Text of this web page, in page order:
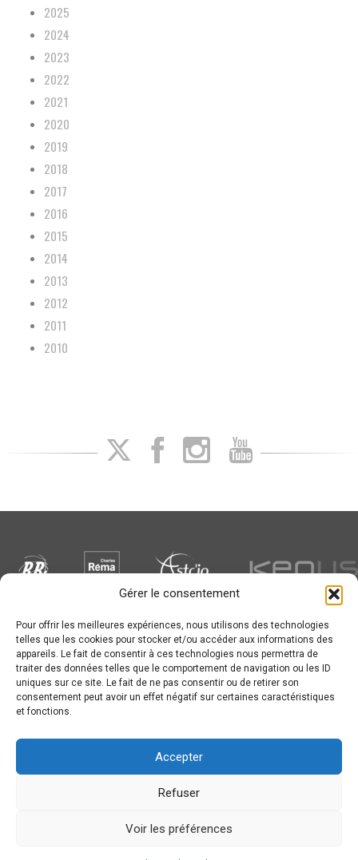
Gérer le consentement
Pour offrir les meilleures expériences, nous utilisons des technologies
telles que les cookies pour stocker et/ou accéder aux informations des
appareils. Le fait de consentir à ces technologies nous permettra de
traiter des données telles que le comportement de navigation ou les ID
uniques sur ce site. Le fait de ne pas consentir ou de retirer son
consentement peut avoir un effet négatif sur certaines caractéristiques
et fonctions.
Accepter
Refuser
Voir les préférences
2025
2024
2023
2022
2021
2020
2019
2018
2017
2016
2015
2014
2013
2012
2011
2010
Newsletter
Plan du site